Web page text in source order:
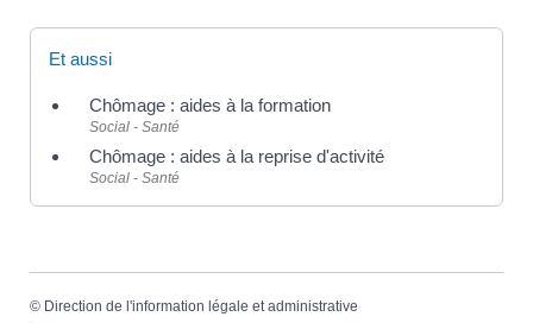
Et aussi
Chômage : aides à la formation
Social - Santé
Chômage : aides à la reprise d'activité
Social - Santé
© Direction de l'information légale et administrative